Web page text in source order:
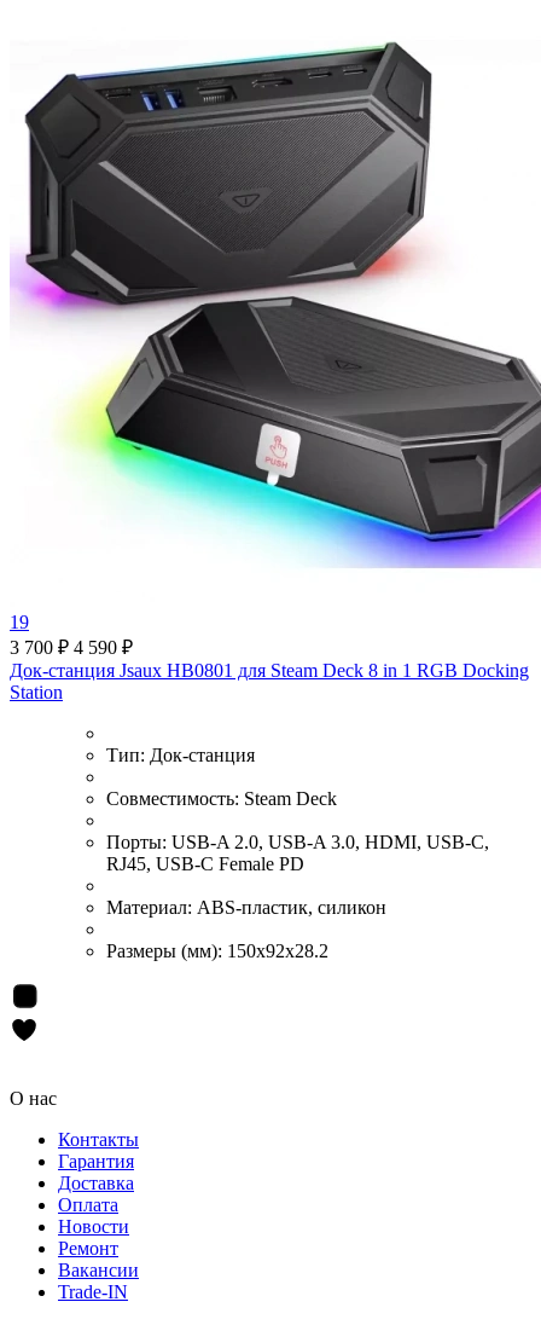
19
3 700 ₽ 4 590 ₽
Док-станция Jsaux HB0801 для Steam Deck 8 in 1 RGB Docking
Station
Тип: Док-станция
Совместимость: Steam Deck
Порты: USB-A 2.0, USB-A 3.0, HDMI, USB-C,
RJ45, USB-C Female PD
Материал: ABS-пластик, силикон
Размеры (мм): 150x92x28.2
О нас
Контакты
Гарантия
Доставка
Оплата
Новости
Ремонт
Вакансии
Trade-IN